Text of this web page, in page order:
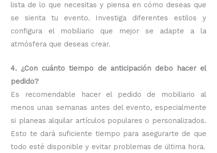
lista de lo que necesitas y piensa en cómo deseas que
se sienta tu evento. Investiga diferentes estilos y
configura el mobiliario que mejor se adapte a la
atmósfera que deseas crear.
4. ¿Con cuánto tiempo de anticipación debo hacer el
pedido?
Es recomendable hacer el pedido de mobiliario al
menos unas semanas antes del evento, especialmente
si planeas alquilar artículos populares o personalizados.
Esto te dará suficiente tiempo para asegurarte de que
todo esté disponible y evitar problemas de última hora.